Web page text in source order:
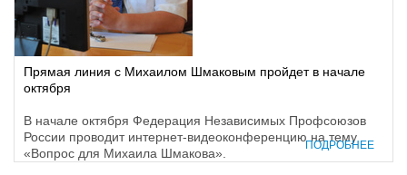
Прямая линия с Михаилом Шмаковым пройдет в начале
октября
В начале октября Федерация Независимых Профсоюзов
России проводит интернет-видеоконференцию на тему
«Вопрос для Михаила Шмакова».
ПОДРОБНЕЕ